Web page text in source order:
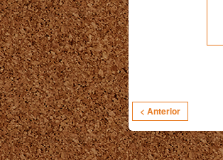
< Anterior